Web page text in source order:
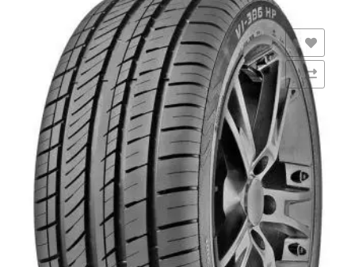
Comparar
Añadir a la lista de deseos